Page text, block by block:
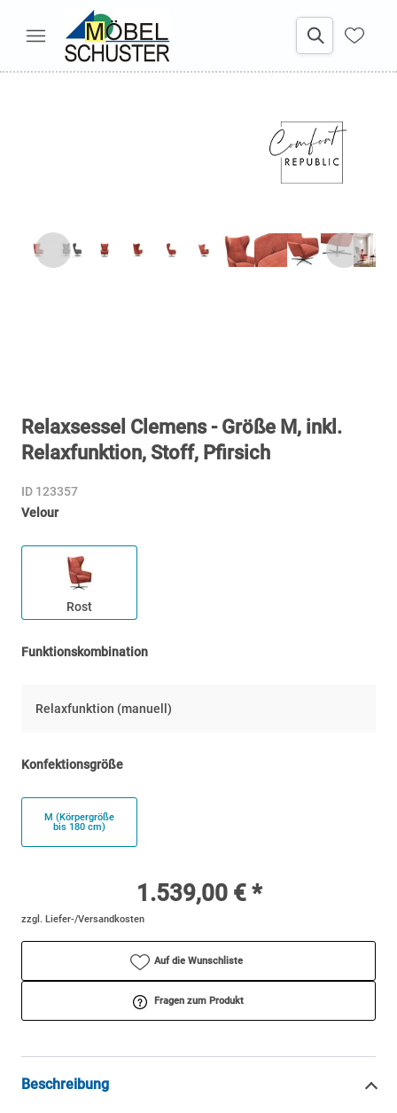
Relaxsessel Clemens - Größe M, inkl.
Relaxfunktion, Stoff, Pfirsich
ID 123357
Velour
Rost
Funktionskombination
Relaxfunktion (manuell)
Konfektionsgröße
M (Körpergröße
bis 180 cm)
1.539,00 € *
zzgl. Liefer-/Versandkosten
Auf die Wunschliste
Fragen zum Produkt
Beschreibung